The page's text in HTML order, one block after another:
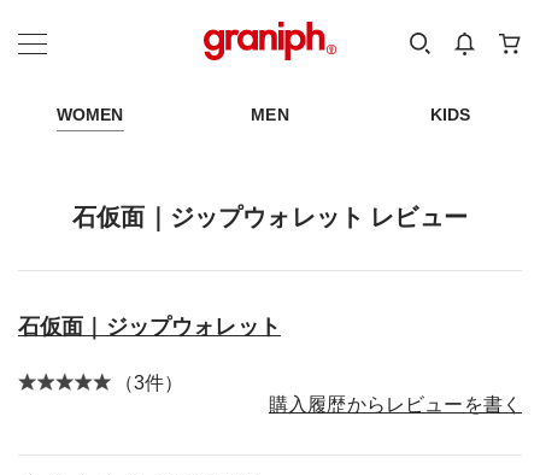
カテゴリーから探す
WOMEN MEN KIDS
石仮面｜ジップウォレット レビュー
石仮面｜ジップウォレット
（3件）
購入履歴からレビューを書く